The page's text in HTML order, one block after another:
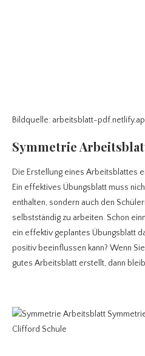
Bildquelle: arbeitsblatt-
Symmetrie
Die Erstellung eines Arbeitsblattes
Ein effektives Übungsblatt muss
enthalten, sondern auch den
selbstständig zu arbeiten. Schon
ein effektiv geplantes Übungsblatt
positiv beeinflussen kann? Wenn
gutes Arbeitsblatt erstellt, dann